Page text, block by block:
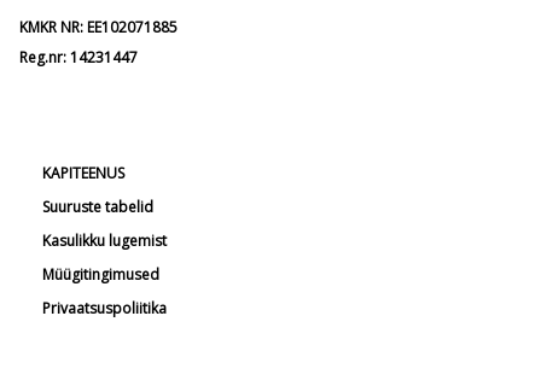
KMKR NR: EE102071885
Reg.nr: 14231447
KAPITEENUS
Suuruste tabelid
Kasulikku lugemist
Müügitingimused
Privaatsuspoliitika